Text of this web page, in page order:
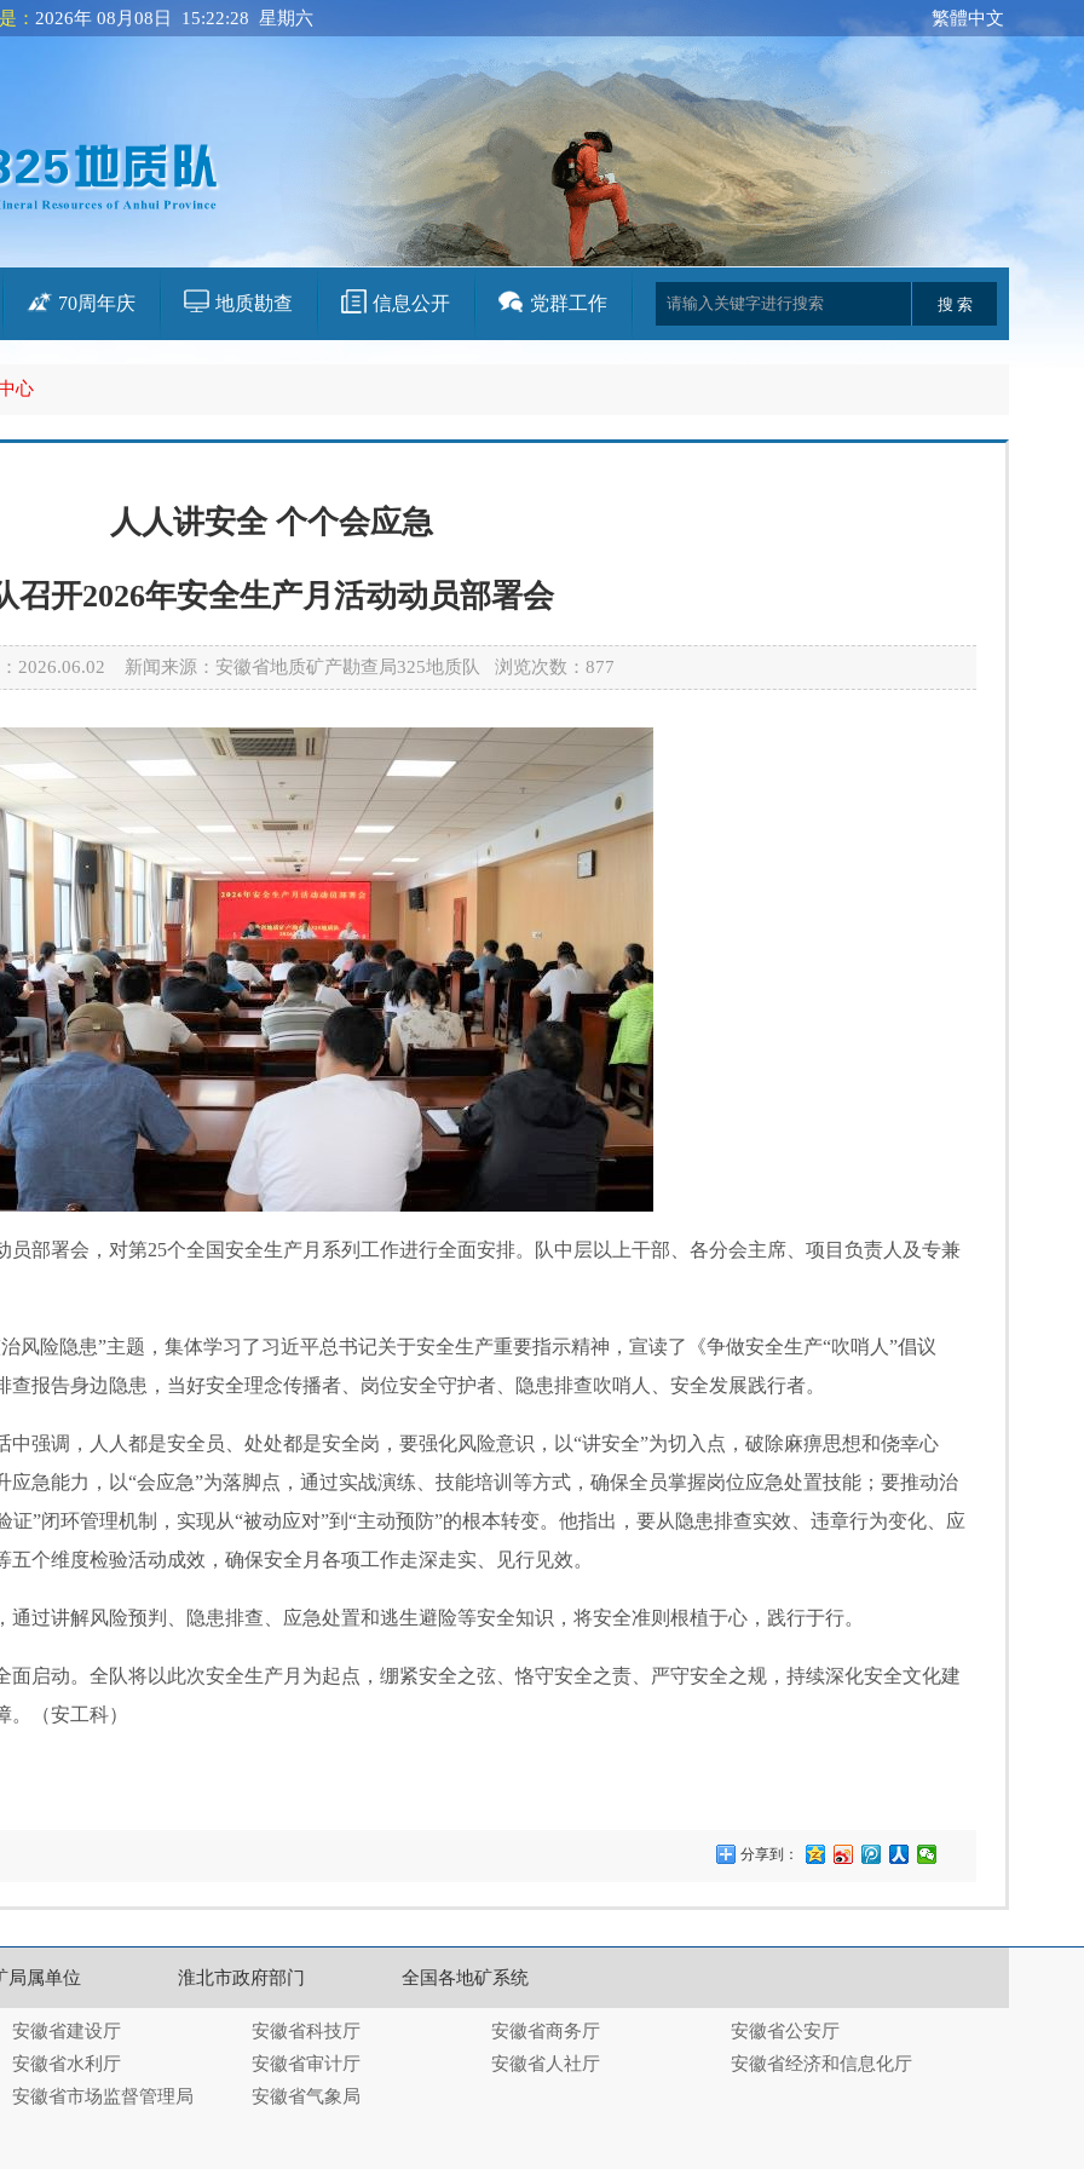
： 2026年 08月08日 15:22:29 星期六 繁體中文
70周年庆 地质勘查 信息公开 党群工作
心
人人讲安全 个个会应急
召开2026年安全生产月活动动员部署会
2026.06.02 新闻来源：安徽省地质矿产勘查局325地质队 浏览次数： 877
员部署会，对第25个全国安全生产月系列工作进行全面安排。队中层以上干部、各分会主席、项目负责人及专兼
险隐患”主题，集体学习了习近平总书记关于安全生产重要指示精神，宣读了《争做安全生产“吹哨人”倡议
报告身边隐患，当好安全理念传播者、岗位安全守护者、隐患排查吹哨人、安全发展践行者。
强调，人人都是安全员、处处都是安全岗，要强化风险意识，以“讲安全”为切入点，破除麻痹思想和侥幸心
急能力，以“会应急”为落脚点，通过实战演练、技能培训等方式，确保全员掌握岗位应急处置技能；要推动治
证”闭环管理机制，实现从“被动应对”到“主动预防”的根本转变。他指出，要从隐患排查实效、违章行为变化、应
个维度检验活动成效，确保安全月各项工作走深走实、见行见效。
过讲解风险预判、隐患排查、应急处置和逃生避险等安全知识，将安全准则根植于心，践行于行。
面启动。全队将以此次安全生产月为起点，绷紧安全之弦、恪守安全之责、严守安全之规，持续深化安全文化建
（安工科）
分享到：
局属单位 淮北市政府部门 全国各地矿系统
安徽省建设厅 安徽省科技厅 安徽省商务厅
安徽省公安厅
安徽省水利厅
安徽省审计厅 安徽省人社厅
安徽省经济和信息化厅
安徽省市场监督管理局
安徽省气象局